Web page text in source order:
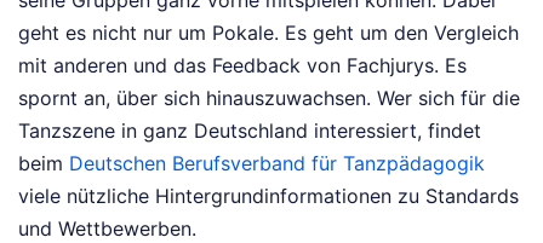
geht es nicht nur um Pokale. Es geht um den Vergleich
mit anderen und das Feedback von Fachjurys. Es
spornt an, über sich hinauszuwachsen. Wer sich für die
Tanzszene in ganz Deutschland interessiert, findet
beim Deutschen Berufsverband für Tanzpädagogik
viele nützliche Hintergrundinformationen zu Standards
und Wettbewerben.